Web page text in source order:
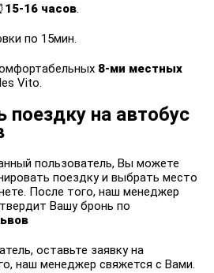
15-16 часов.
по 15мин.
8-ми местных
Vito.
поездку на автобус
пользователь, Вы можете
поездку и выбрать место
После того, наш менеджер
Вашу бронь по
оставьте заявку на
наш менеджер свяжется с Вами.